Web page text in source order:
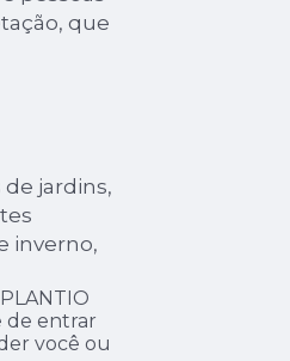
que
jardins,
inverno,
de entrar
você ou